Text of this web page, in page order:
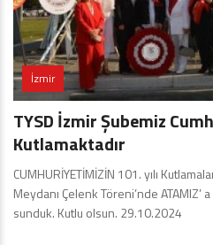
İzmir
TYSD İzmir Şubemiz
Kutlamaktadır
CUMHURİYETİMİZİN 101. yılı
Meydanı Çelenk Töreni’nde ATAMIZ’
sunduk. Kutlu olsun. 29.10.2024